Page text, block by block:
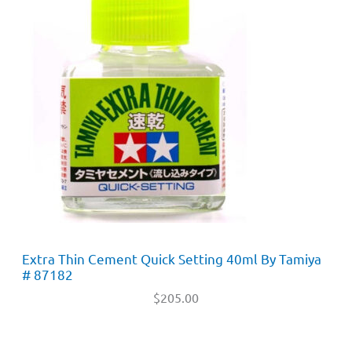
Extra Thin Cement Quick Setting 40ml By Tamiya
# 87182
$205.00